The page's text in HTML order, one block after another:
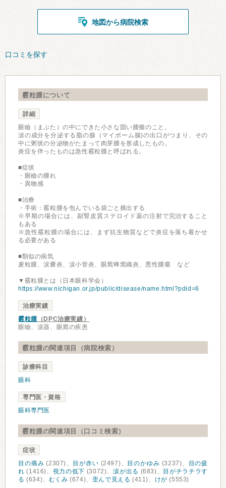
地図から病院検索
口コミを探す
霰粒腫について
詳細
眼瞼（まぶた）の中にできた小さな固い腫瘤のこと。
涙の成分を分泌する脂の腺（マイボーム腺)の出口がつまり、その
中に粥状の分泌物がたまって肉芽腫を形成したもの。
炎症を伴ったものは急性霰粒腫と呼ばれる。
■症状
・眼瞼の腫れ
・異物感
■治療
・手術：霰粒腫を包んでいる袋ごと摘出する
※早期の場合には、副腎皮質ステロイド薬の注射で完治すること
もある
※急性霰粒腫の場合には、まず抗生物質などで炎症を落ち着かせ
る必要がある
■類似の病気
麦粒腫、涙嚢炎、涙小管炎、眼窩蜂窩織炎、悪性腫瘍 など
▼霰粒腫とは（日本眼科学会）
https://www.nichigan.or.jp/public/disease/name.html?pdid=6
治療実績
霰粒腫（DPC治療実績）
眼瞼、涙器、眼窩の疾患
霰粒腫の関連項目（病院検索）
診療科目
眼科
専門医・資格
眼科専門医
霰粒腫の関連項目（口コミ検索）
症状
目の痛み (2307)、 目が赤い (2497)、 目のかゆみ (3237)、
目の疲
れ (1416)、 視力の低下 (3072)、涙が出る (683)、
目がチラチラす
る (634)、 むくみ (674)、 歪んで見える (411)、 けが (5553)